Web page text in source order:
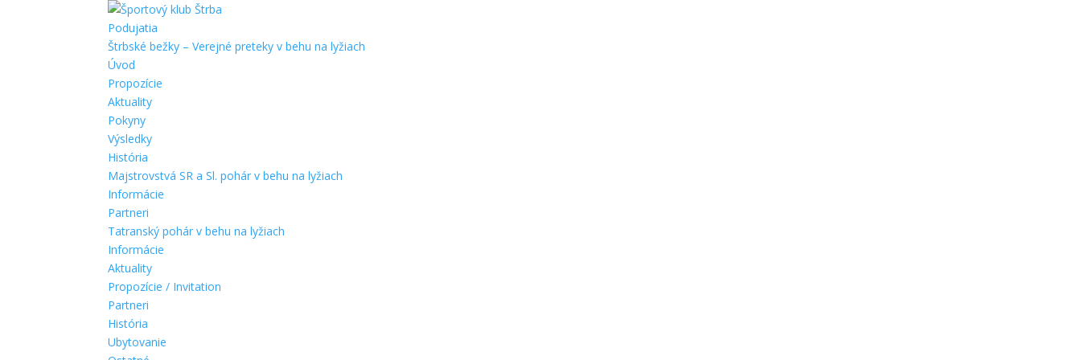
Podujatia
Štrbské bežky – Verejné preteky v behu na lyžiach
Úvod
Propozície
Aktuality
Pokyny
Výsledky
História
Majstrovstvá SR a Sl. pohár v behu na lyžiach
Informácie
Partneri
Tatranský pohár v behu na lyžiach
Informácie
Aktuality
Propozície / Invitation
Partneri
História
Ubytovanie